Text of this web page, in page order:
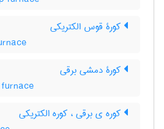
کورۀ قوس الکتریکی
کورۀ دمشی برقی
کوره ی برقی ، کوره الکتریکی